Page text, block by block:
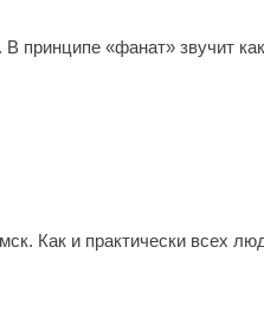
«фанат» звучит
Как и практически всех